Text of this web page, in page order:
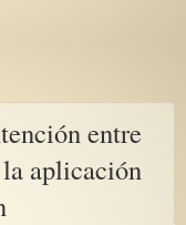
entre